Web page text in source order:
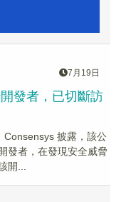
7月19日
發者，已切斷訪
Consensys 披露，該公
發者，在發現安全威脅
開...